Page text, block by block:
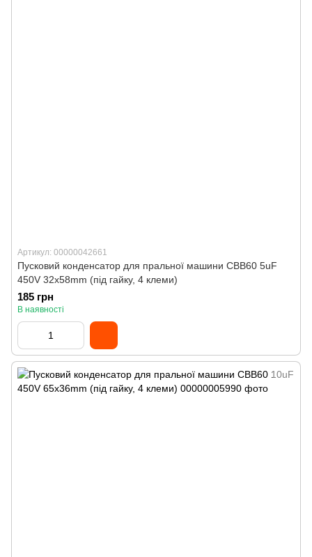
Артикул: 00000042661
Пусковий конденсатор для пральної машини CBB60 5uF
450V 32x58mm (під гайку, 4 клеми)
185 грн
В наявності